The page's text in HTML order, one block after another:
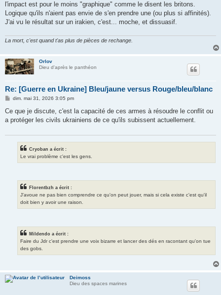
l'impact est pour le moins "graphique" comme le disent les britons.
Logique qu'ils n'aient pas envie de s'en prendre une (ou plus si affinités).
J'ai vu le résultat sur un irakien, c'est... moche, et dissuasif.
La mort, c'est quand t'as plus de pièces de rechange.
Orlov
Dieu d'après le panthéon
Re: [Guerre en Ukraine] Bleu/jaune versus Rouge/bleu/blanc
M
s
a
dim. mai 31, 2026 3:05 pm
Ce que je discute, c'est la capacité de ces armes à résoudre le conflit ou
a protéger les civils ukrainiens de ce qu'ils subissent actuellement.
Cryoban a écrit :
Le vrai problème c'est les gens.
Florentbzh a écrit :
J'avoue ne pas bien comprendre ce qu'on peut jouer, mais si cela existe c'est qu'il
doit bien y avoir une raison.
Mildendo a écrit :
Faire du Jdr c'est prendre une voix bizarre et lancer des dés en racontant qu'on tue
des gobs.
Deimoss
Dieu des spaces marines